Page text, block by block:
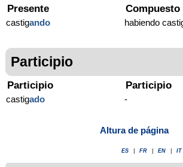
Presente
castigando
Compuesto
habiendo
Participio
Participio
castigado
Participio
-
Altura de página
ES FR EN IT